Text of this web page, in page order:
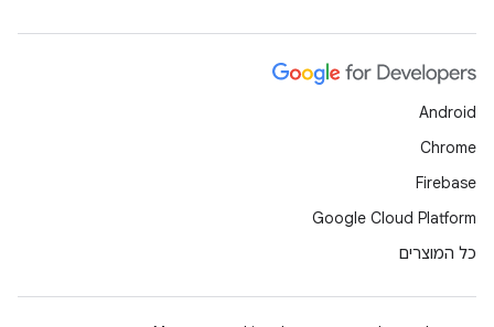
Android
Chrome
Firebase
Google Cloud Platform
כל המוצרים